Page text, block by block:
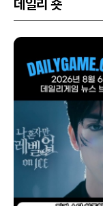
데일리 숏